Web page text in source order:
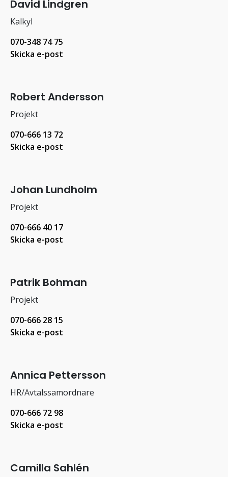
David Lindgren
Kalkyl
070-348 74 75
Skicka e-post
Robert Andersson
Projekt
070-666 13 72
Skicka e-post
Johan Lundholm
Projekt
070-666 40 17
Skicka e-post
Patrik Bohman
Projekt
070-666 28 15
Skicka e-post
Annica Pettersson
HR/Avtalssamordnare
070-666 72 98
Skicka e-post
Camilla Sahlén